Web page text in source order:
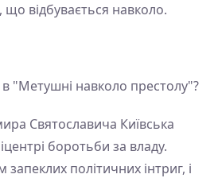
що відбувається навколо.
"Метушні навколо престолу"?
Святославича Київська
боротьби за владу.
політичних інтриг, і